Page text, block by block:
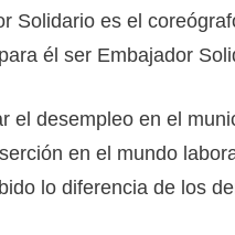
Solidario es el
él ser Embajador
el desempleo en el
en el mundo
lo diferencia de los